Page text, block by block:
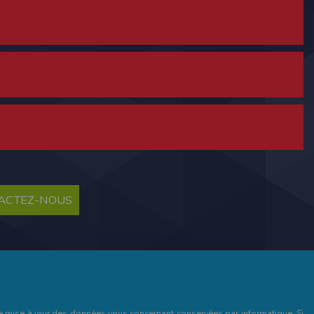
NOUS
tablette ou un smartphone.
été déclaré à la Commission Nationale de
fonctionnalités du site. Les données
web, et d'effectuer une localisation
vous nous transmettez volontairement